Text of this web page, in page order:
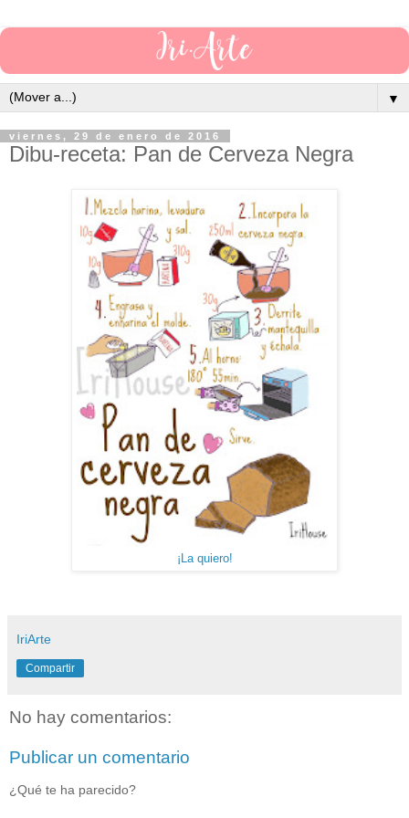
▼
viernes, 29 de enero de 2016
Dibu-receta: Pan de Cerveza Negra
¡La quiero!
IriArte
Compartir
No hay comentarios:
Publicar un comentario
¿Qué te ha parecido?